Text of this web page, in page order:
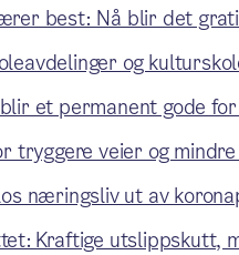
best: Nå blir det
og
et permanent gode
tryggere veier og
næringsliv ut av
Kraftige utslippskutt,